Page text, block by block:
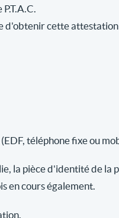
cette attestation
téléphone fixe ou
la pièce d'identité de la
en cours également.